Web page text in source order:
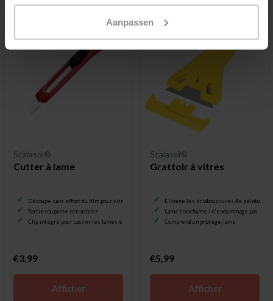
Aanpassen
Scalasol®
Cutter à lame
Découpe sans effort du film pour vitrage
Partie coupante rétractable
Clip intégré pour casser les lames émoussées
€3,99
Afficher
Scalasol®
Grattoir à vitres
Élimine les éclaboussures de peinture
Lame tranchante / n'endommage pas le
Comprend un protège-lame
€5,99
Afficher